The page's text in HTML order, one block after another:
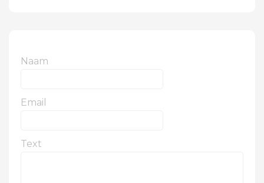
Naam
Email
Text